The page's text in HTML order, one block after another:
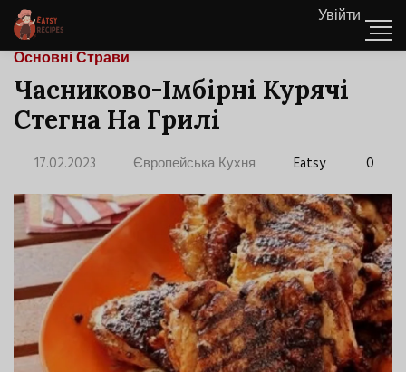
Увійти
Основні Страви
Часниково-Імбірні Курячі
Стегна На Грилі
17.02.2023 Європейська Кухня Eatsy 0